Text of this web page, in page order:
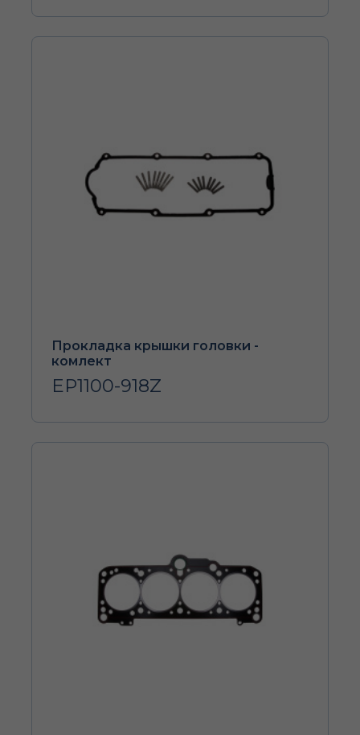
Прокладка крышки головки -
комлект
EP1100-918Z